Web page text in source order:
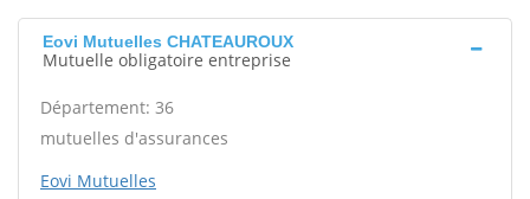
Eovi Mutuelles CHATEAUROUX
Mutuelle obligatoire entreprise
Département: 36
mutuelles d'assurances
Eovi Mutuelles